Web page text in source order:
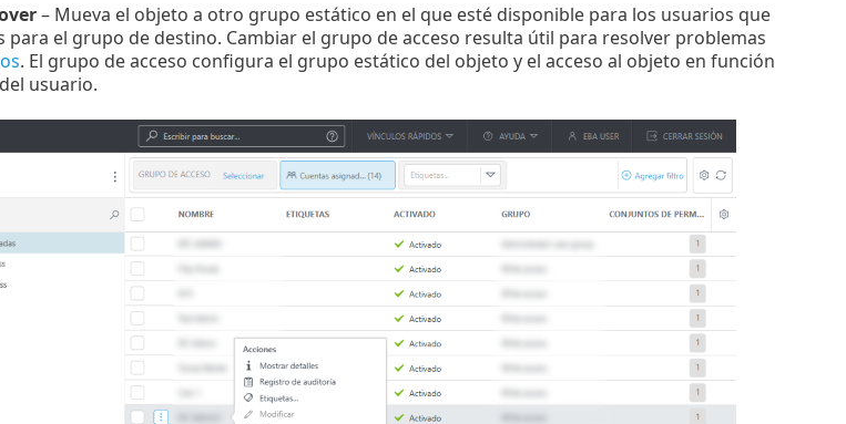
– Mueva el objeto a otro grupo estático en el que esté disponible para los usuarios que
el grupo de destino. Cambiar el grupo de acceso resulta útil para resolver problemas
. El grupo de acceso configura el grupo estático del objeto y el acceso al objeto en función
usuario.